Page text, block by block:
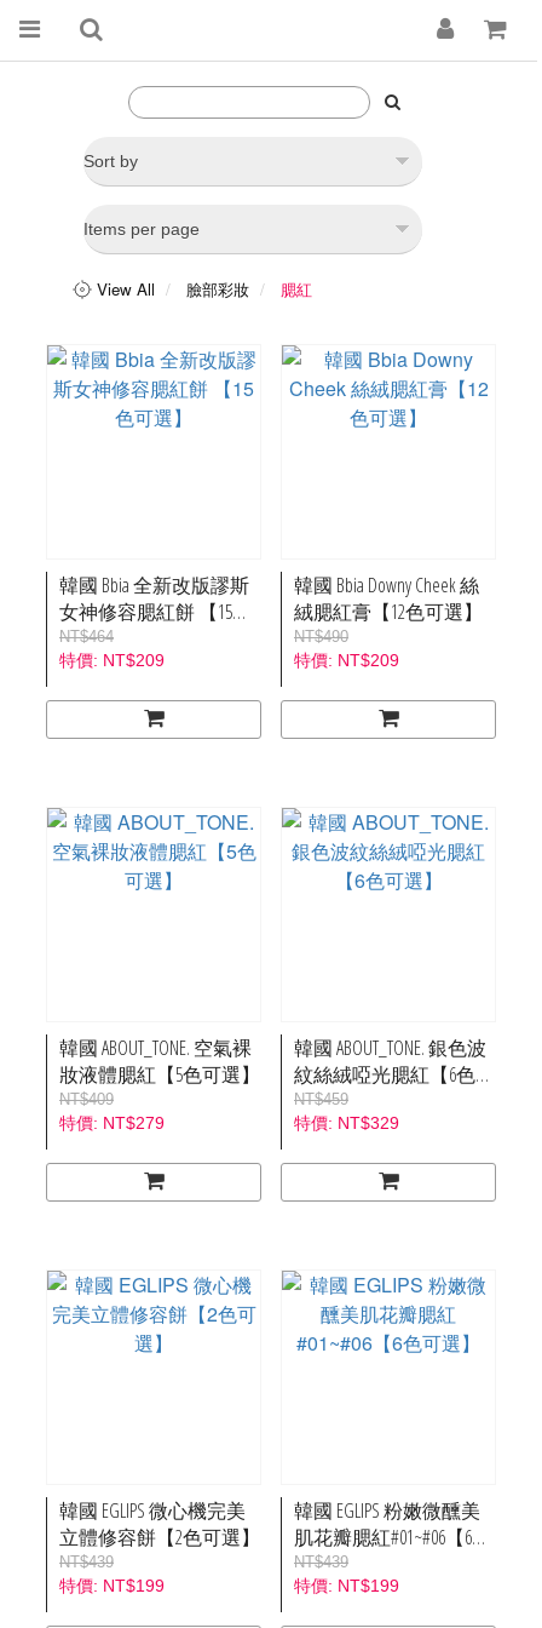
View All 臉部彩妝 腮紅
韓國 Bbia 全新改版謬斯
女神修容腮紅餅 【15色
可選】
NT$464
NT$209
韓國 Bbia Downy Cheek 絲
絨腮紅膏【12色可選】
NT$490
NT$209
韓國 ABOUT_TONE. 空氣裸
妝液體腮紅【5色可選】
NT$409
NT$279
韓國 ABOUT_TONE. 銀色波
紋絲絨啞光腮紅【6色可
選】
NT$459
NT$329
韓國 EGLIPS 微心機完美
立體修容餅【2色可選】
NT$439
NT$199
韓國 EGLIPS 粉嫩微醺美
肌花瓣腮紅#01~#06【6色
可選】
NT$439
NT$199